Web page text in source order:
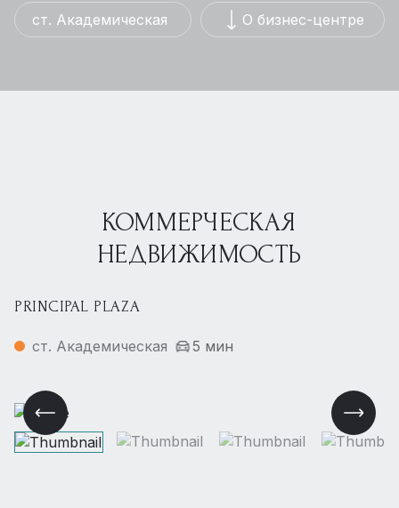
ст. Академическая О бизнес-центре
КОММЕРЧЕСКАЯ
НЕДВИЖИМОСТЬ
PRINCIPAL PLAZA
ст. Академическая 5 мин